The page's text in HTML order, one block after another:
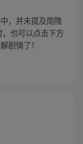
，并未提及简隋
也可以点击下方
剧情了！